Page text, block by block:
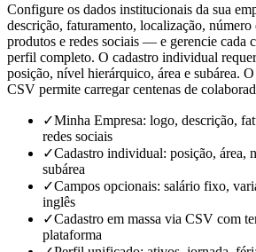
Configure os dados institucionais da sua
descrição, faturamento, localização, número
produtos e redes sociais — e gerencie cada
perfil completo. O cadastro individual
posição, nível hierárquico, área e subárea.
CSV permite carregar centenas de
✓Minha Empresa: logo, descrição,
redes sociais
✓Cadastro individual: posição, área,
subárea
✓Campos opcionais: salário fixo,
inglês
✓Cadastro em massa via CSV com
plataforma